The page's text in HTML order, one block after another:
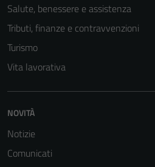
Salute, benessere e assistenza
Tributi, finanze e contravvenzioni
Turismo
Vita lavorativa
NOVITÀ
Notizie
Comunicati